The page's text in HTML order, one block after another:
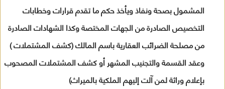
المشمول بصحة ونفاذ ويأخذ حكم ما تقدم قرارات وخطابات
التخصيص الصادرة من الجهات المختصة وكذا الشهادات الصادرة
من مصلحة الضرائب العقارية باسم المالك (كشف المشتملات )
وعقد القسمة والتجنيب المشهر أو كشف المشتملات المصحوب
بإعلام وراثة لمن آلت إليهم الملكية بالميراث)